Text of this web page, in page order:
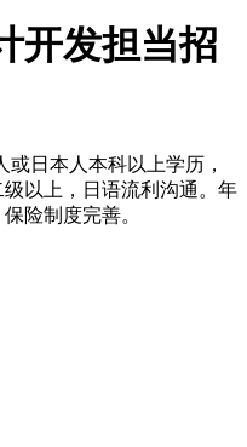
开发担当招
或日本人本科以上学历，
以上，日语流利沟通。年
险制度完善。